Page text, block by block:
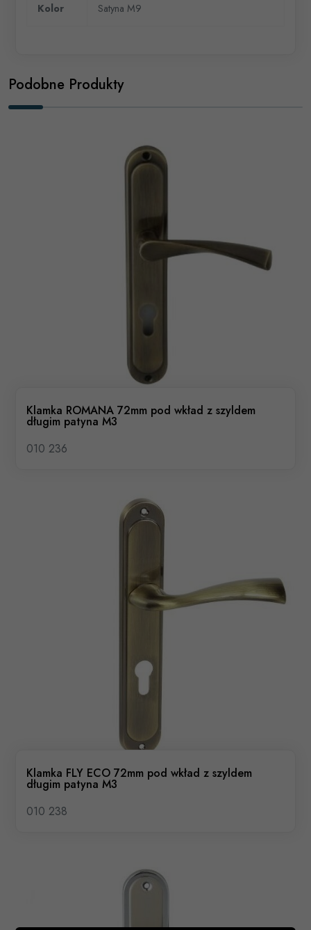
Kolor Satyna M9
Podobne Produkty
Klamka ROMANA 72mm pod wkład z szyldem
długim patyna M3
010 236
Klamka FLY ECO 72mm pod wkład z szyldem
długim patyna M3
010 238